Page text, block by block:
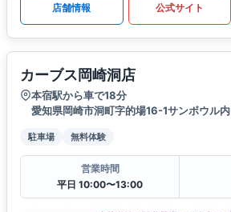
店舗情報 公式サイト
カーブス岡崎洞店
本宿駅から車で18分
愛知県岡崎市洞町字的場16-1サンボウル内
駐車場 無料体験
営業時間
平日 10:00〜13:00